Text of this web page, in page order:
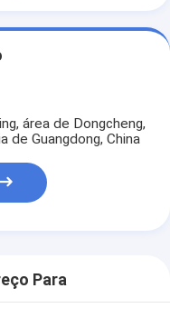
área de Dongcheng,
de Guangdong, China
Para